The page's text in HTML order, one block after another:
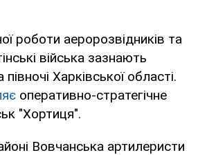
роботи аеророзвідників та
війська зазнають
Харківської області.
оперативно-стратегічне
"Хортиця".
Вовчанська артилеристи